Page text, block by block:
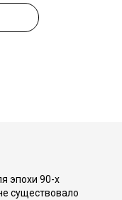
эпохи 90-х
существовало